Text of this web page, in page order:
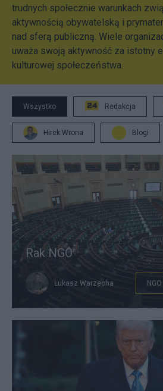
trudnych społecznie warunkach
aktywnością obywatelską i
nad sferą publiczną. Wiele
uważa swoją aktywność za istotny
kulturowej społeczeństwa.
Wszystko Redakcja
Hirek Wrona Blogi
Rak NGO
Łukasz Warzecha NGO